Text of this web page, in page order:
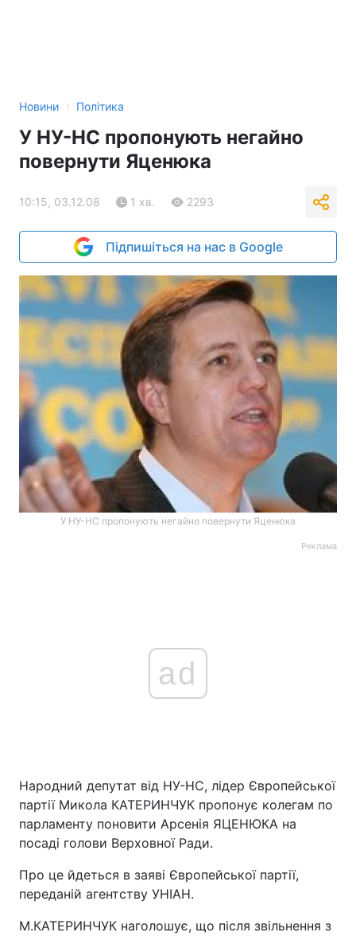
Новини › Політика
У НУ-НС пропонують негайно
повернути Яценюка
10:15, 03.12.08 1 хв. 2293
Підпишіться на нас в Google
У НУ-НС пропонують негайно повернути Яценюка
Реклама
ad
Народний депутат від НУ-НС, лідер Європейської
партії Микола КАТЕРИНЧУК пропонує колегам по
парламенту поновити Арсенія ЯЦЕНЮКА на
посаді голови Верховної Ради.
Про це йдеться в заяві Європейської партії,
переданій агентству УНІАН.
М.КАТЕРИНЧУК наголошує, що після звільнення з